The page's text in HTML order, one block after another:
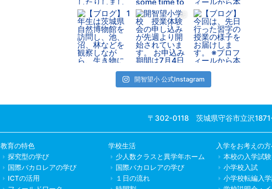
開智望小 公式Instagram
〒302-0118 茨城県守谷市立沢
教育の特色
探究型の学び
国際バカロレアの学び
ICTの活用
学校生活
少人数クラスと異学年ホーム
国際バカロレアの学び
１日の流れ
入学をお考えの
本校の入学試
小学校入試
小学校転編入